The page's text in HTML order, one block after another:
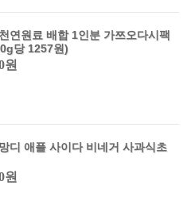
연원료 배합 1인분 가쯔오다시팩
당 1257원)
원
디 애플 사이다 비네거 사과식초
원